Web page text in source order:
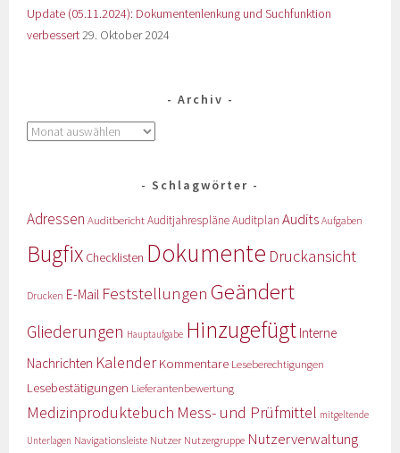
Update (05.11.2024): Dokumentenlenkung und Suchfunktion
verbessert29. Oktober 2024
Archiv
Schlagwörter
Adressen AuditberichtAuditjahrespläneAuditplan Audits Aufgaben
Bugfix Checklisten Dokumente Druckansicht
Drucken E-Mail Feststellungen Geändert
Gliederungen Hauptaufgabe Hinzugefügt Interne
Nachrichten KalenderKommentare Leseberechtigungen
Lesebestätigungen Lieferantenbewertung
Medizinproduktebuch Mess- und Prüfmittel mitgeltende
Unterlagen Navigationsleiste Nutzer Nutzergruppe Nutzerverwaltung